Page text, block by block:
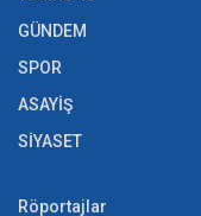
GÜNDEM
SPOR
ASAYİŞ
SİYASET
Röportajlar